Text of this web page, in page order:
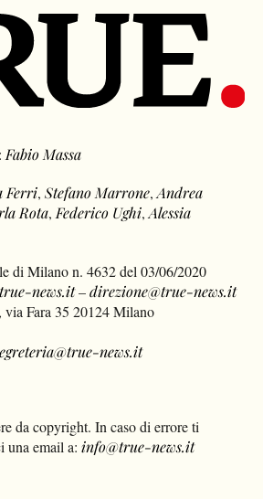
Fabio Massa
Ferri,Stefano Marrone,Andrea
Rota, Federico Ughi,Alessia
di Milano n. 4632 del 03/06/2020
news.it–direzione@true-news.it
Fara 35 20124 Milano
news.it
da copyright. In caso di errore ti
una email a: info@true-news.it